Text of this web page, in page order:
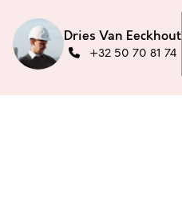
Dries Van Eeckhout
+32 50 70 81 74